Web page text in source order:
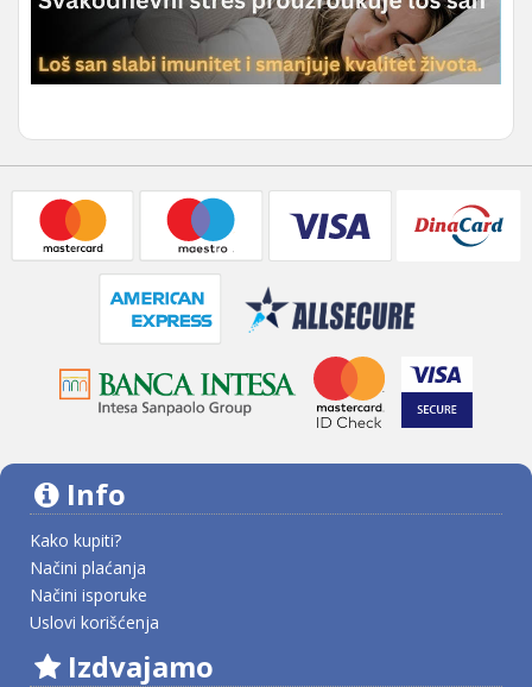
Info
Kako kupiti?
Načini plaćanja
Načini isporuke
Uslovi korišćenja
Izdvajamo